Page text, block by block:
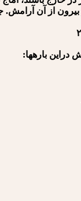
از آن
دراین باره⁯ها: